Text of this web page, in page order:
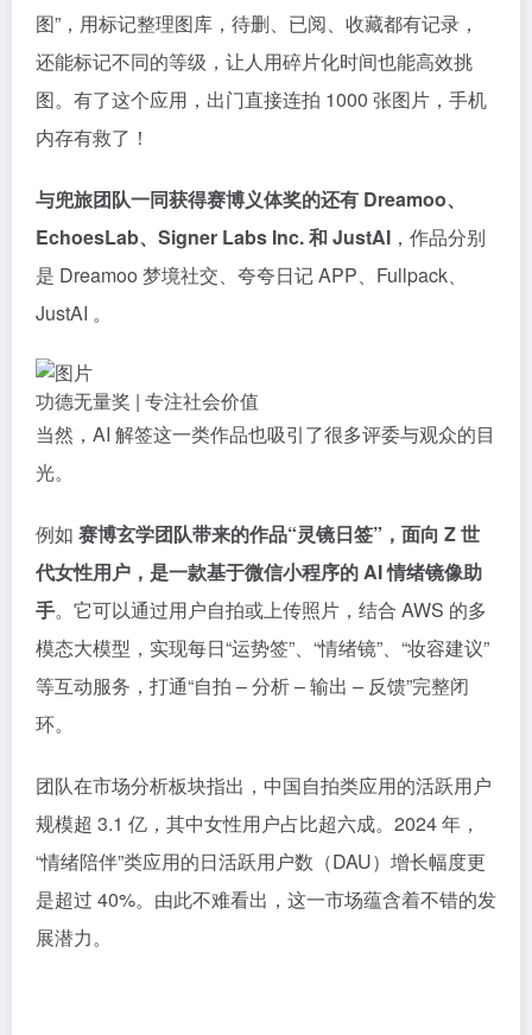
图”，用标记整理图库，待删、已阅、收藏都有记录，
还能标记不同的等级，让人用碎片化时间也能高效挑
图。有了这个应用，出门直接连拍 1000 张图片，手机
内存有救了！
与兜旅团队一同获得赛博义体奖的还有 Dreamoo、
EchoesLab、Signer Labs Inc. 和 JustAI ，作品分别
是 Dreamoo 梦境社交、夸夸日记 APP、Fullpack、
JustAI 。
功德无量奖 | 专注社会价值
当然，AI 解签这一类作品也吸引了很多评委与观众的目
光。
例如 赛博玄学团队带来的作品“灵镜日签”，面向 Z 世
代女性用户，是一款基于微信小程序的 AI 情绪镜像助
手。它可以通过用户自拍或上传照片，结合 AWS 的多
模态大模型，实现每日“运势签”、“情绪镜”、“妆容建议”
等互动服务，打通“自拍 – 分析 – 输出 – 反馈”完整闭
环。
团队在市场分析板块指出，中国自拍类应用的活跃用户
规模超 3.1 亿，其中女性用户占比超六成。2024 年，
“情绪陪伴”类应用的日活跃用户数（DAU）增长幅度更
是超过 40%。由此不难看出，这一市场蕴含着不错的发
展潜力。